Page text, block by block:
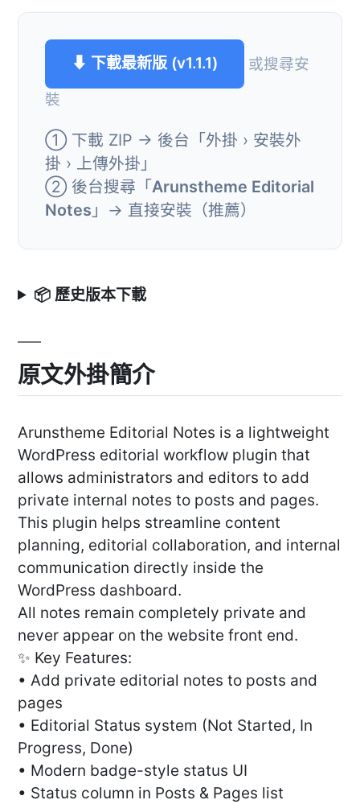
⬇ 下載最新版 (v1.1.1)
或搜尋安
裝
① 下載 ZIP → 後台「外掛 › 安裝外
掛 › 上傳外掛」
② 後台搜尋「Arunstheme Editorial
Notes 」→ 直接安裝（推薦）
📦 歷史版本下載
原文外掛簡介
Arunstheme Editorial Notes is a lightweight
WordPress editorial workflow plugin that
allows administrators and editors to add
private internal notes to posts and pages.
This plugin helps streamline content
planning, editorial collaboration, and internal
communication directly inside the
WordPress dashboard.
All notes remain completely private and
never appear on the website front end.
✨ Key Features:
• Add private editorial notes to posts and
pages
• Editorial Status system (Not Started, In
Progress, Done)
• Modern badge-style status UI
• Status column in Posts & Pages list